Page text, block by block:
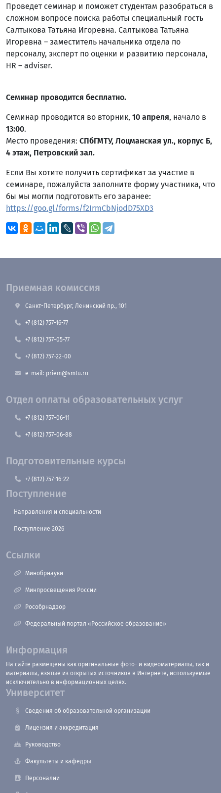
Проведет семинар и поможет студентам разобраться в
сложном вопросе поиска работы специальный гость
Салтыкова Татьяна Игоревна. Салтыкова Татьяна
Игоревна – заместитель начальника отдела по
персоналу, эксперт по оценки и развитию персонала,
HR – adviser.
Семинар проводится бесплатно.
Семинар проводится во вторник, 10 апреля, начало в
13:00.
Место проведения: СПбГМТУ, Лоцманская ул., корпус Б,
4 этаж, Петровский зал.
Если Вы хотите получить сертификат за участие в
семинаре, пожалуйста заполните форму участника, что
бы мы могли подготовить его заранее:
https://goo.gl/forms/f2IrmCbNjodD75XD3
Приемная комиссия
Санкт-Петербург, Ленинский пр., 101
+7 (812) 757-16-77
+7 (812) 757-05-77
+7 (812) 757-22-00
e-mail: priem@smtu.ru
Отдел оплаты образовательных услуг
+7 (812) 757-06-11
+7 (812) 757-06-88
Подготовительные курсы
+7 (812) 757-16-22
Поступление
Направления и специальности
Поступление 2026
Ссылки
Минобрнауки
Минпросвещения России
Рособрнадзор
Федеральный портал «Российское образование»
Информация
На сайте размещены как оригинальные фото- и видеоматериалы, так и
материалы, взятые из открытых источников в Интернете, используемые
исключительно в информационных целях.
Университет
Сведения об образовательной организации
Лицензия и аккредитация
Руководство
Факультеты и кафедры
Персоналии